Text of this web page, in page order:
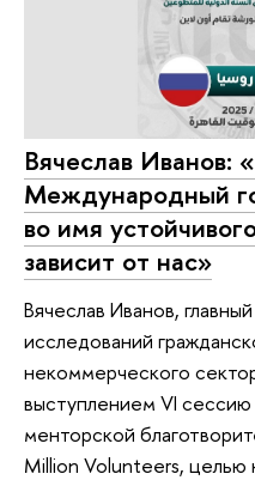
Вячеслав Иванов:
Международный
во имя
зависит от нас»
Вячеслав Иванов,
исследований
некоммерческого
выступлением VI
менторской
Million Volunteers, целью